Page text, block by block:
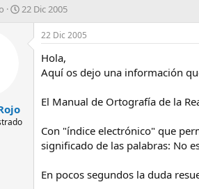
F
i
22 Dic 2005
22 Dic 2005
Hola,
Aquí os dejo una información
El Manual de Ortografía de la
Con "índice electrónico" que
significado de las palabras: No
En pocos segundos la duda